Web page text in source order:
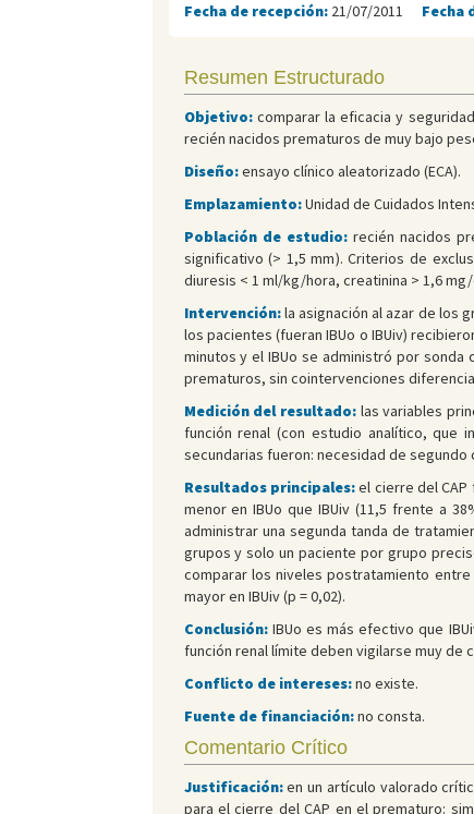
Fecha de recepción: 21/07/2011 Fecha
Resumen Estructurado
Objetivo:comparar la eficacia y
recién nacidos prematuros de muy bajo
Diseño:ensayo clínico aleatorizado (ECA).
Emplazamiento:Unidad de Cuidados
Población de estudio: recién nacidos
significativo (> 1,5 mm). Criterios de
diuresis < 1 ml/kg/hora, creatinina > 1,6
Intervención:la asignación al azar de los
los pacientes (fueran IBUo o IBUiv)
minutos y el IBUo se administró por
prematuros, sin cointervenciones
Medición del resultado: las variables
función renal (con estudio analítico, que
secundarias fueron: necesidad de
Resultados principales:el cierre del CAP
menor en IBUo que IBUiv (11,5 frente a
administrar una segunda tanda de
grupos y solo un paciente por grupo
comparar los niveles postratamiento entre
mayor en IBUiv (p = 0,02).
Conclusión: IBUo es más efectivo que
función renal límite deben vigilarse muy de
Conflicto de intereses:no existe.
Fuente de financiación:no consta.
Comentario Crítico
Justificación:en un artículo valorado
para el cierre del CAP en el prematuro: